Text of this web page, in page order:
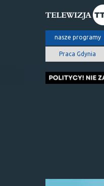
nasze programy
Praca Gdynia